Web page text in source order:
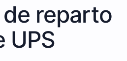
reparto
UPS